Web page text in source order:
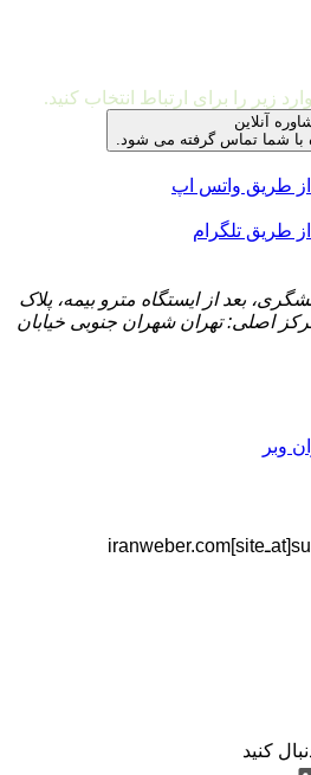
زیر را برای ارتباط انتخاب کنید.
آنلاین
با شما تماس گرفته می شود.
از طریق واتس اپ
از طریق تلگرام
بعد از ایستگاه مترو بیمه، پلاک
مرکز اصلی: تهران شهران جنوبی خیابان
وبر
کنید